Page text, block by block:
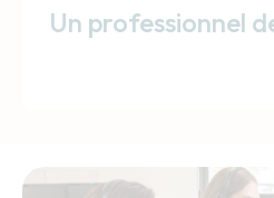
Un professionnel